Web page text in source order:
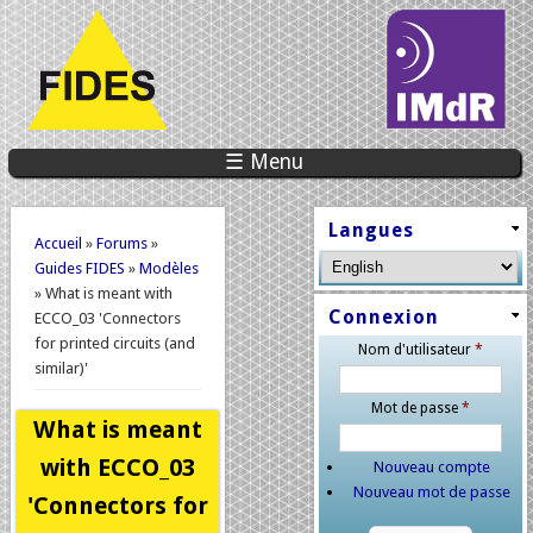
☰ Menu
Vous êtes ici
Accueil » Forums»
Guides FIDES » Modèles
» What is meant with
ECCO_03 'Connectors
for printed circuits (and
similar)'
What is meant
with ECCO_03
'Connectors for
Langues
Connexion
Nom d'utilisateur *
Mot de passe *
Nouveau compte
Nouveau mot de passe